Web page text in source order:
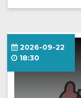
2026-09-22
18:30